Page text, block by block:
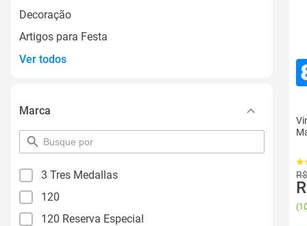
Decoração
Artigos para Festa
Ver todos
Marca
pesquisar
por
3 Tres Medallas
120
120 Reserva Especial
(